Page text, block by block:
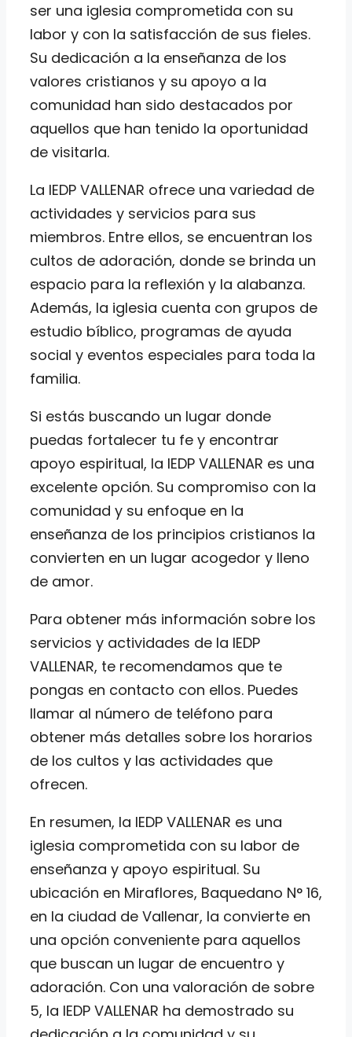
ser una iglesia comprometida con su
labor y con la satisfacción de sus fieles.
Su dedicación a la enseñanza de los
valores cristianos y su apoyo a la
comunidad han sido destacados por
aquellos que han tenido la oportunidad
de visitarla.
La IEDP VALLENAR ofrece una variedad de
actividades y servicios para sus
miembros. Entre ellos, se encuentran los
cultos de adoración, donde se brinda un
espacio para la reflexión y la alabanza.
Además, la iglesia cuenta con grupos de
estudio bíblico, programas de ayuda
social y eventos especiales para toda la
familia.
Si estás buscando un lugar donde
puedas fortalecer tu fe y encontrar
apoyo espiritual, la IEDP VALLENAR es una
excelente opción. Su compromiso con la
comunidad y su enfoque en la
enseñanza de los principios cristianos la
convierten en un lugar acogedor y lleno
de amor.
Para obtener más información sobre los
servicios y actividades de la IEDP
VALLENAR, te recomendamos que te
pongas en contacto con ellos. Puedes
llamar al número de teléfono para
obtener más detalles sobre los horarios
de los cultos y las actividades que
ofrecen.
En resumen, la IEDP VALLENAR es una
iglesia comprometida con su labor de
enseñanza y apoyo espiritual. Su
ubicación en Miraflores, Baquedano N° 16,
en la ciudad de Vallenar, la convierte en
una opción conveniente para aquellos
que buscan un lugar de encuentro y
adoración. Con una valoración de sobre
5, la IEDP VALLENAR ha demostrado su